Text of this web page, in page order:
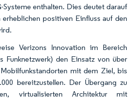
Systeme enthalten. Dies deutet darauf
erheblichen positiven Einfluss auf den
Verizons Innovation im Bereich
Funknetzwerk) den Einsatz von über
mit dem Ziel, bis
bereitzustellen. Der Übergang zu
virtualisierten Architektur mit